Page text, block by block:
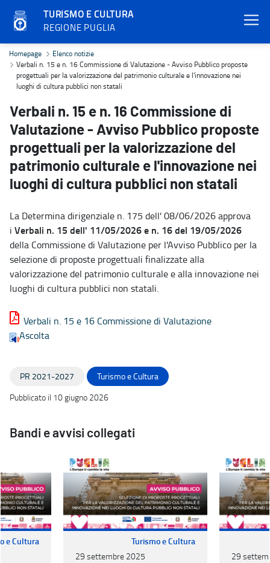
TURISMO E CULTURA
REGIONE PUGLIA
Verbali n. 15 e n. 16 Commissione di Valutazione - Avviso
Homepage
Elenco notizie
Verbali n. 15 e n. 16 Commissione di Valutazione - Avviso Pubblico proposte
progettuali per la valorizzazione del patrimonio culturale e l'innovazione nei
luoghi di cultura pubblici non statali
Verbali n. 15 e n. 16 Commissione di
Valutazione - Avviso Pubblico proposte
progettuali per la valorizzazione del
patrimonio culturale e l'innovazione nei
luoghi di cultura pubblici non statali
La Determina dirigenziale n. 175 dell' 08/06/2026 approva
i Verbali n. 15 dell' 11/05/2026 e n. 16 del 19/05/2026
della Commissione di Valutazione per l'Avviso Pubblico per la
selezione di proposte progettuali finalizzate alla
valorizzazione del patrimonio culturale e alla innovazione nei
luoghi di cultura pubblici non statali.
Verbali n. 15 e 16 Commissione di Valutazione
Ascolta
PR 2021-2027
Turismo e Cultura
Pubblicato il 10 giugno 2026
Bandi e avvisi collegati
e Cultura
Turismo e Cultura
29 settembre 2025
29